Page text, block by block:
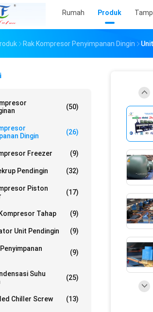
Rumah Produk
Rak Kompresor Penyimpanan Dingin
(50)
Dingin
(26)
Freezer (9)
Pendingin (32)
Piston
(17)
Tahap (9)
Unit Pendingin (9)
(9)
Suhu
(25)
Chiller Screw (13)